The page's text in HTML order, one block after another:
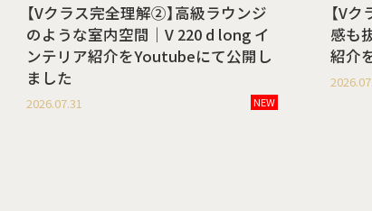
【Vクラス完全理解②】高級ラウンジ
のような室内空間｜V 220 d long イ
ンテリア紹介をYoutubeにて公開し
ました
2026.07.31 NEW
【V
感も
紹介